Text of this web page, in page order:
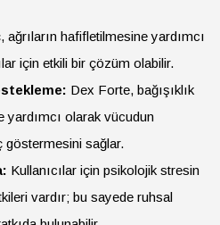
ağrıların hafifletilmesine yardımcı
için etkili bir çözüm olabilir.
Dex Forte, bağışıklık
olarak vücudun
göstermesini sağlar.
Kullanıcılar için psikolojik stresin
vardır; bu sayede ruhsal